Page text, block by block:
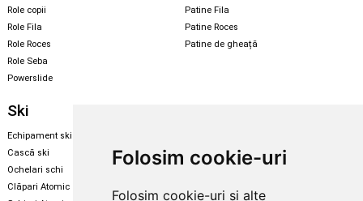
Folosim cookie-uri
Folosim cookie-uri și alte
Role copii
Role Fila
Role Roces
Role Seba
Powerslide
Patine Fila
Patine Roces
Patine de gheață
Ski
Echipament ski
Cască ski
Ochelari schi
Clăpari Atomic
Echipament snowboard